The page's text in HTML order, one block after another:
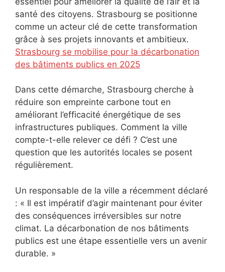
santé des citoyens. Strasbourg se positionne
comme un acteur clé de cette transformation
grâce à ses projets innovants et ambitieux.
Strasbourg se mobilise pour la décarbonation
des bâtiments publics en 2025
Dans cette démarche, Strasbourg cherche à
réduire son empreinte carbone tout en
améliorant l’efficacité énergétique de ses
infrastructures publiques. Comment la ville
compte-t-elle relever ce défi ? C’est une
question que les autorités locales se posent
régulièrement.
Un responsable de la ville a récemment déclaré
: « Il est impératif d’agir maintenant pour éviter
des conséquences irréversibles sur notre
climat. La décarbonation de nos bâtiments
publics est une étape essentielle vers un avenir
durable. »